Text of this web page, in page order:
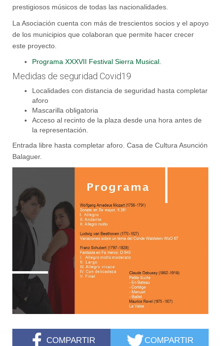
prestigiosos músicos de todas las nacionalidades.
La Asociación cuenta con más de trescientos socios y el apoyo
de los municipios que colaboran que permite hacer crecer
este proyecto.
Programa XXXVII Festival Sierra Musical.
Medidas de seguridad Covid19
Localidades con distancia de seguridad hasta completar
aforo
Mascarilla obligatoria
Acceso al recinto de la plaza desde una hora antes de
la representación.
Entrada libre hasta completar aforo. Casa de Cultura Asunción
Balaguer.
COMPARTIR COMPARTIR